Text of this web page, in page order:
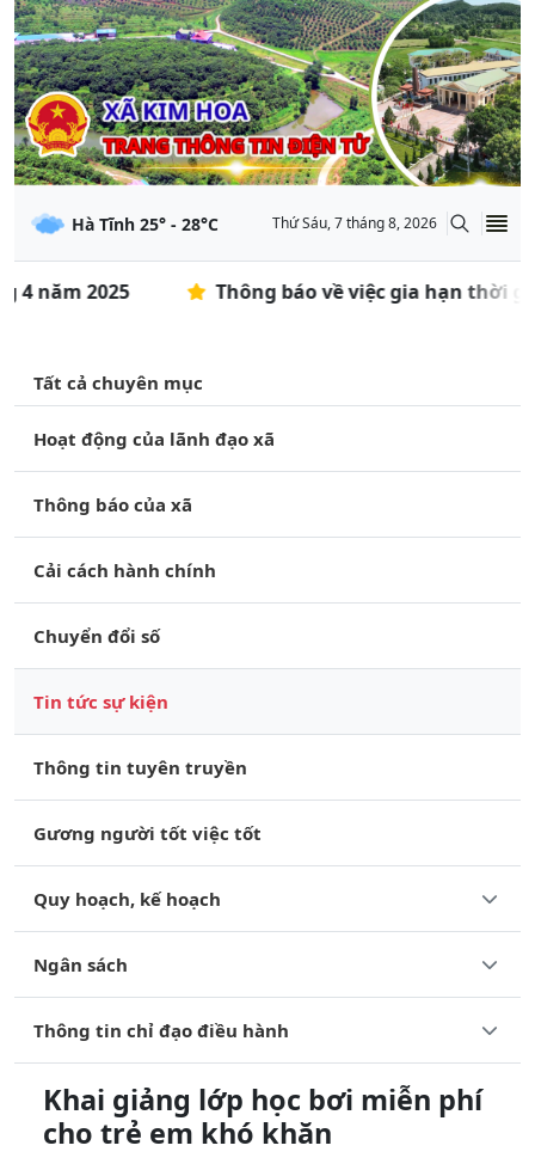
Hà Tĩnh 25° - 28°C Thứ Sáu, 7 tháng 8, 2026
2025 Thông báo về việc gia hạn thời
Tất cả chuyên mục
Hoạt động của lãnh đạo xã
Thông báo của xã
Cải cách hành chính
Chuyển đổi số
Tin tức sự kiện
Thông tin tuyên truyền
Gương người tốt việc tốt
Quy hoạch, kế hoạch
Ngân sách
Thông tin chỉ đạo điều hành
Khai giảng lớp học bơi miễn phí
cho trẻ em khó khăn